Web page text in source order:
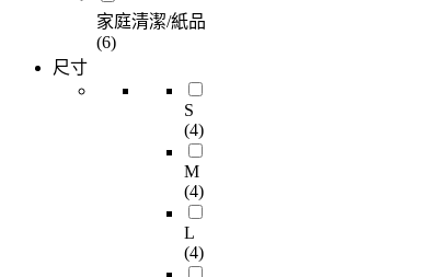
家庭清潔/紙品
(6)
尺寸
S
(4)
M
(4)
L
(4)